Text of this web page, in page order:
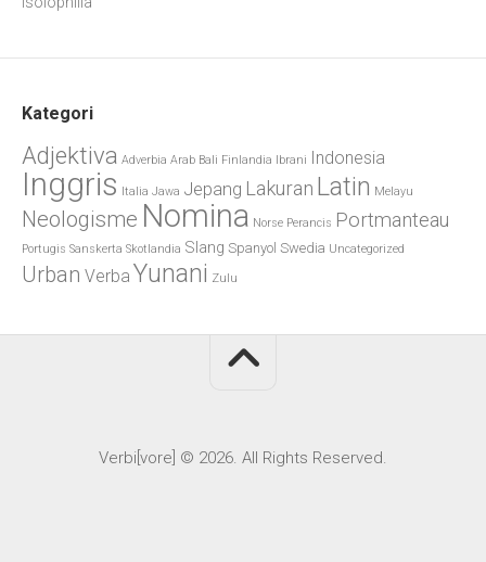
Kategori
Adjektiva Adverbia Arab Bali Finlandia Ibrani Indonesia
Inggris Italia Jawa Jepang Lakuran Latin Melayu
Neologisme Nomina Norse Perancis Portmanteau
Portugis Sanskerta Skotlandia Slang Spanyol Swedia Uncategorized
Urban Verba Yunani Zulu
Verbi[vore] © 2026. All Rights Reserved.